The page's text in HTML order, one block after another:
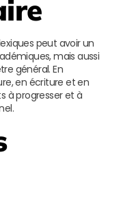
peut avoir un
mais aussi
général. En
en écriture et en
à progresser et à